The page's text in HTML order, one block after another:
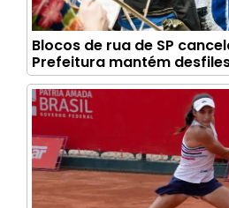
Blocos de rua de SP
Prefeitura mantém